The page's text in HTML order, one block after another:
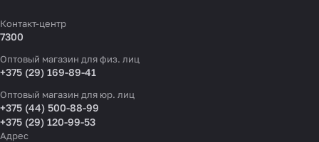
Контакт-центр
7300
Оптовый магазин для физ. лиц
+375 (29) 169-89-41
Оптовый магазин для юр. лиц
+375 (44) 500-88-99
+375 (29) 120-99-53
Адрес